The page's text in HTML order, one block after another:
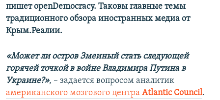
пишет openDemocracy. Таковы главные темы
традиционного обзора иностранных медиа от
Крым.Реалии.
«Может ли остров Змеиный стать следующей
горячей точкой в войне Владимира Путина в
Украине?», – задается вопросом аналитик
американского мозгового центра Аtlantic Сouncil.